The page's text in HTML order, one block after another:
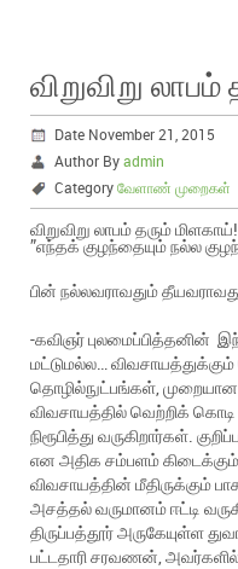
விறுவிறு
Date November 21, 2015
Author Byadmin
Categoryவேளாண் முறைகள்
விறுவிறு லாபம் தரும் மிளகாய்!
”எந்தக் குழந்தையும் நல்ல
பின் நல்லவராவதும்
-கவிஞர் புலமைப்பித்தனின்
மட்டுமல்ல…
தொழில்நுட்பங்கள்,
விவசாயத்தில் வெற்றிக்
நிரூபித்து வருகிறார்கள்.
என அதிக சம்பளம்
விவசாயத்தின் மீதிருக்கும்
அசத்தல் வருமானம் ஈட்டி
திருப்பத்தூர் அருகேயுள்ள
பட்டதாரி சரவணன், அவர்களில்